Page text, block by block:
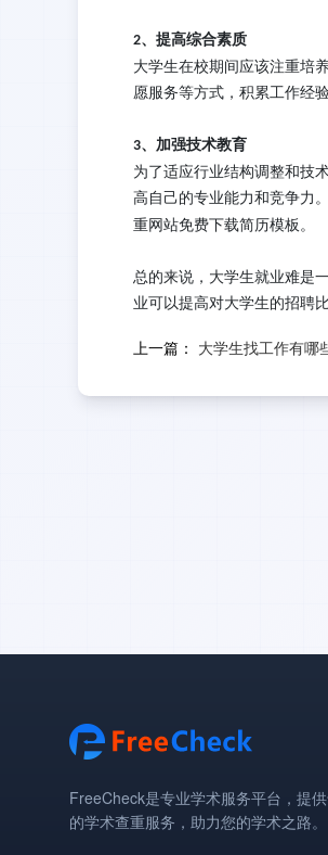
2、 提高综合素质
大学生在校期间应该注重培
愿服务等方式，积累工作经
3、加强技术教育
为了适应行业结构调整和技
高自己的专业能力和竞争力。
重网站免费下载简历模板。
总的来说， 大学生就业难是
业可以提高对大学生的招聘
上一篇：
FreeCheck是专业学术服务平台，提
的学术查重服务，助力您的学术之路。